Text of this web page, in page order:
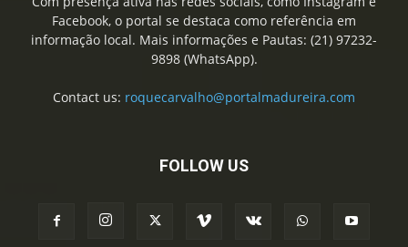
Facebook, o portal se destaca como referência em
informação local. Mais informações e Pautas: (21) 97232-
9898 (WhatsApp).
Contact us: roquecarvalho@portalmadureira.com
FOLLOW US